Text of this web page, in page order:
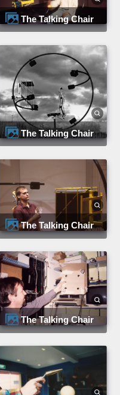
The Talking Chair
The Talking Chair
The Talking Chair
The Talking Chair